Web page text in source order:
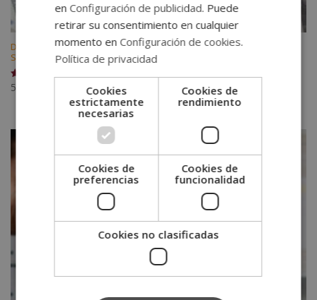
Derecho Tributario (Certificado por la Universidad Pontificia de
Salamanca)
Valorado
con
560
en Configuración de publicidad. Puede
retirar su consentimiento en cualquier
momento en Configuración de cookies.
Política de privacidad
Cookies
estrictamente
necesarias
Cookies de
rendimiento
Cookies de
preferencias
Cookies de
funcionalidad
Cookies no clasificadas